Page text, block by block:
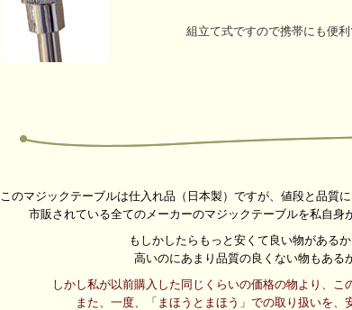
組立て式ですので携帯にも便利
このマジックテーブルは仕入れ品（日本製）ですが、値段と品質
市販されている全てのメーカーのマジックテーブルを私自身
もしかしたらもっと安くて良い物があるか
高いのにあまり品質の良くない物もある
しかし私が以前購入した同じくらいの価格の物より、こ
また、一度、「まほうとまほう」での取り扱いを、